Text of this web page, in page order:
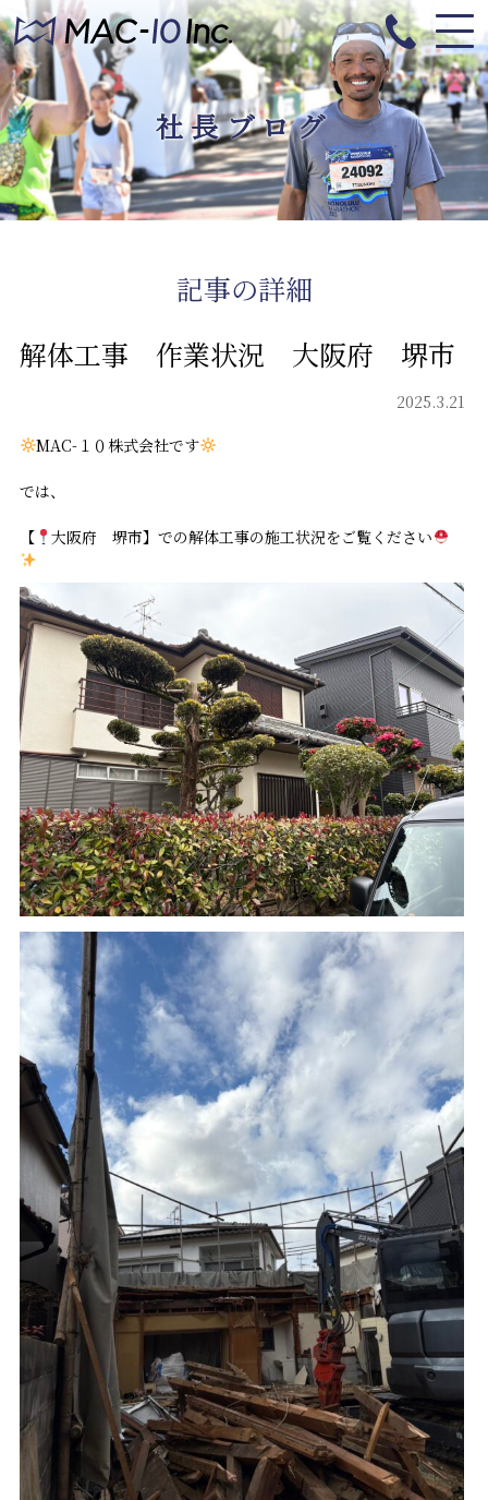
社長ブログ
記事の詳細
解体工事 作業状況 大阪府 堺市
2025.3.21
MAC-１０株式会社です
では、
【 大阪府 堺市】での解体工事の施工状況をご覧ください